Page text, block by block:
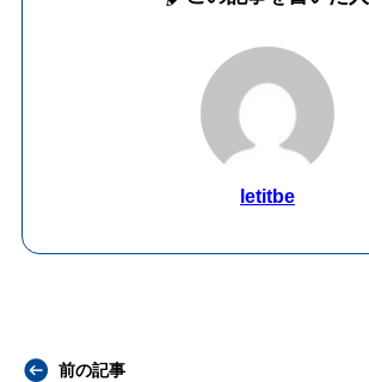
letitbe
前の記事